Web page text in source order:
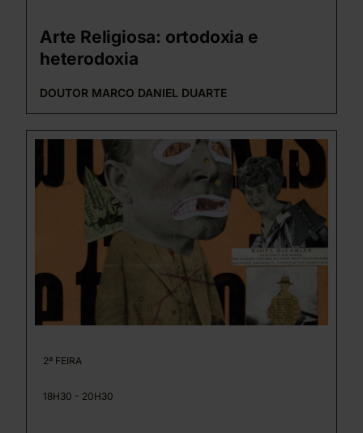
Arte Religiosa: ortodoxia e
heterodoxia
DOUTOR MARCO DANIEL DUARTE
2ª FEIRA
18H30 - 20H30